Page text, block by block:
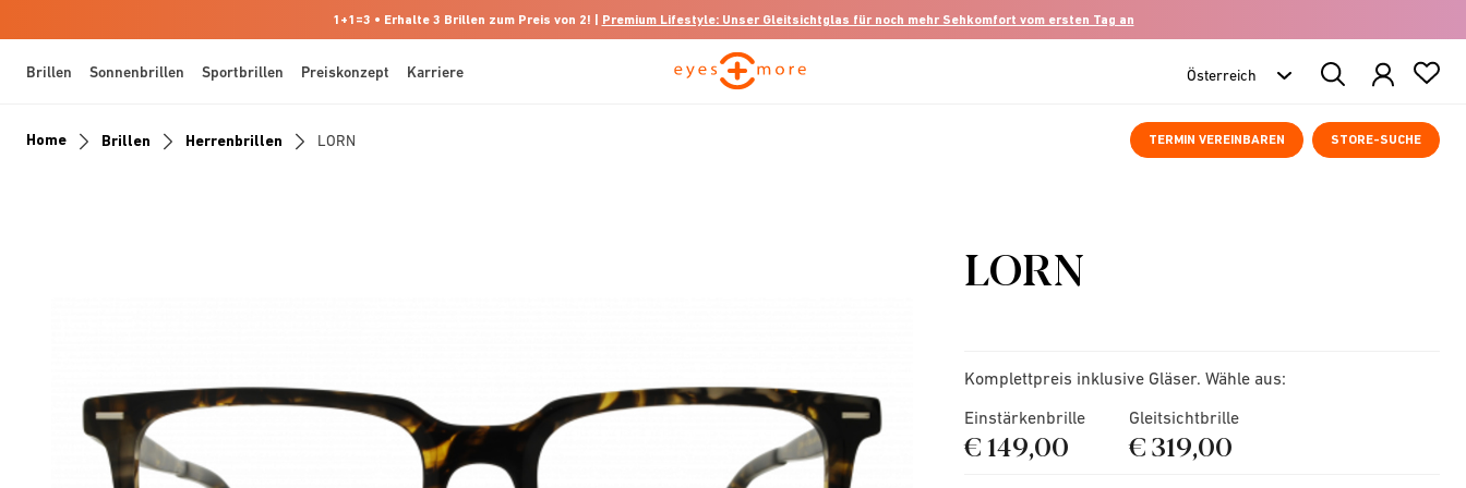
1+1=3 • Erhalte 3 Brillen zum Preis von 2! | Premium Lifestyle: Unser Gleitsichtglas für noch mehr Sehkomfort vom ersten Tag an
Brillen Sonnenbrillen Sportbrillen Preiskonzept Karriere
Search
Products
TERMIN VEREINBAREN STORE-SUCHE
Home Brillen Herrenbrillen LORN
LORN
Komplettpreis inklusive Gläser. Wähle aus:
Einstärkenbrille
€ 149,00
Gleitsichtbrille
€ 319,00